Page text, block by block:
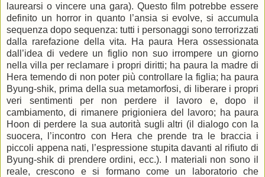
laurearsi o vincere una gara). Questo film potrebbe essere
definito un horror in quanto l’ansia si evolve, si accumula
sequenza dopo sequenza: tutti i personaggi sono terrorizzati
dalla rarefazione della vita. Ha paura Hera ossessionata
dall’idea di vedere un figlio non suo irrompere un giorno
nella villa per reclamare i propri diritti; ha paura la madre di
Hera temendo di non poter più controllare la figlia; ha paura
Byung-shik, prima della sua metamorfosi, di liberare i propri
veri sentimenti per non perdere il lavoro e, dopo il
cambiamento, di rimanere prigioniera del lavoro; ha paura
Hoon di perdere la sua autorità sugli altri (il dialogo con la
suocera, l’incontro con Hera che prende tra le braccia i
piccoli appena nati, l’espressione stupita davanti al rifiuto di
Byung-shik di prendere ordini, ecc.). I materiali non sono il
reale, crescono e si formano come un laboratorio che